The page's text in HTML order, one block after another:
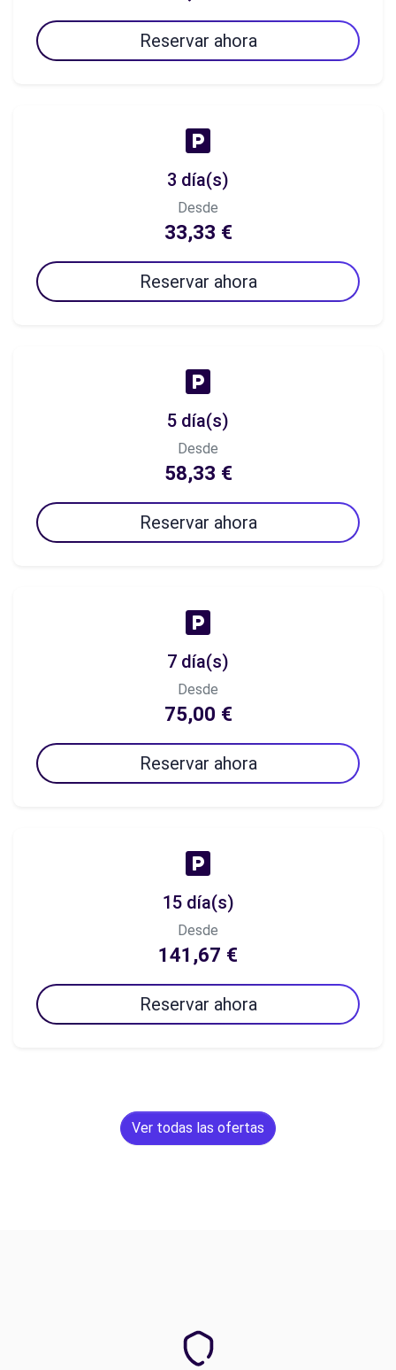
Reservar ahora
3 día(s)
Desde
33,33 €
Reservar ahora
5 día(s)
Desde
58,33 €
Reservar ahora
7 día(s)
Desde
75,00 €
Reservar ahora
15 día(s)
Desde
141,67 €
Reservar ahora
Ver todas las ofertas